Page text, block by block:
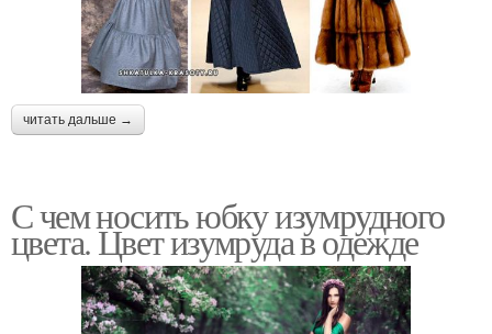
читать дальше →
С чем носить юбку изумрудного
цвета. Цвет изумруда в одежде